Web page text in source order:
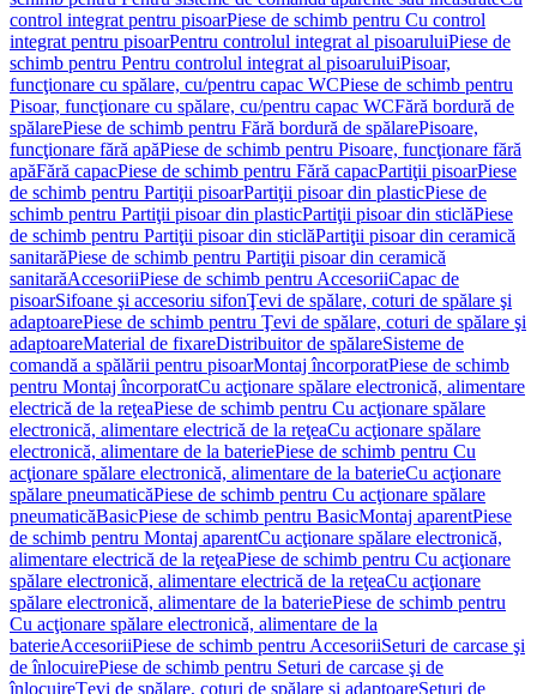
control integrat pentru pisoarPiese de schimb pentru Cu control
integrat pentru pisoarPentru controlul integrat al pisoaruluiPiese de
schimb pentru Pentru controlul integrat al pisoaruluiPisoar,
funcţionare cu spălare, cu/pentru capac WCPiese de schimb pentru
Pisoar, funcţionare cu spălare, cu/pentru capac WCFără bordură de
spălarePiese de schimb pentru Fără bordură de spălarePisoare,
funcţionare fără apăPiese de schimb pentru Pisoare, funcţionare fără
apăFără capacPiese de schimb pentru Fără capacPartiţii pisoarPiese
de schimb pentru Partiţii pisoarPartiţii pisoar din plasticPiese de
schimb pentru Partiţii pisoar din plasticPartiţii pisoar din sticlăPiese
de schimb pentru Partiţii pisoar din sticlăPartiţii pisoar din ceramică
sanitarăPiese de schimb pentru Partiţii pisoar din ceramică
sanitarăAccesoriiPiese de schimb pentru AccesoriiCapac de
pisoarSifoane şi accesoriu sifonŢevi de spălare, coturi de spălare şi
adaptoarePiese de schimb pentru Ţevi de spălare, coturi de spălare şi
adaptoareMaterial de fixareDistribuitor de spălareSisteme de
comandă a spălării pentru pisoarMontaj încorporatPiese de schimb
pentru Montaj încorporatCu acţionare spălare electronică, alimentare
electrică de la reţeaPiese de schimb pentru Cu acţionare spălare
electronică, alimentare electrică de la reţeaCu acţionare spălare
electronică, alimentare de la bateriePiese de schimb pentru Cu
acţionare spălare electronică, alimentare de la baterieCu acţionare
spălare pneumaticăPiese de schimb pentru Cu acţionare spălare
pneumaticăBasicPiese de schimb pentru BasicMontaj aparentPiese
de schimb pentru Montaj aparentCu acţionare spălare electronică,
alimentare electrică de la reţeaPiese de schimb pentru Cu acţionare
spălare electronică, alimentare electrică de la reţeaCu acţionare
spălare electronică, alimentare de la bateriePiese de schimb pentru
Cu acţionare spălare electronică, alimentare de la
baterieAccesoriiPiese de schimb pentru AccesoriiSeturi de carcase şi
de înlocuirePiese de schimb pentru Seturi de carcase şi de
înlocuireŢevi de spălare, coturi de spălare şi adaptoareSeturi de